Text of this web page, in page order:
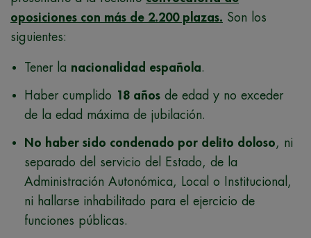
oposiciones con más de 2.200 plazas. Son los
siguientes:
Tener la nacionalidad española.
Haber cumplido 18 años de edad y no exceder
de la edad máxima de jubilación.
No haber sido condenado por delito doloso, ni
separado del servicio del Estado, de la
Administración Autonómica, Local o Institucional,
ni hallarse inhabilitado para el ejercicio de
funciones públicas.